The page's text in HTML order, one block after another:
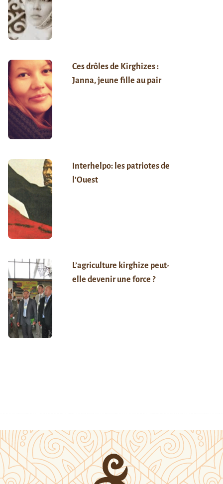
Ces drôles de Kirghizes :
Janna, jeune fille au pair
Interhelpo: les patriotes de
l’Ouest
L’agriculture kirghize peut-
elle devenir une force ?